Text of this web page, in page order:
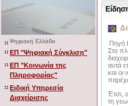
Ψηφιακή Ελλάδα
ΕΠ "Ψηφιακή Σύγκλιση"
ΕΠ "Κοινωνία της
Πληροφορίας"
Ειδική Υπηρεσία
Διαχείρισης
Πηγή
Στο
αυτά
και οι
Έτσι,
τη